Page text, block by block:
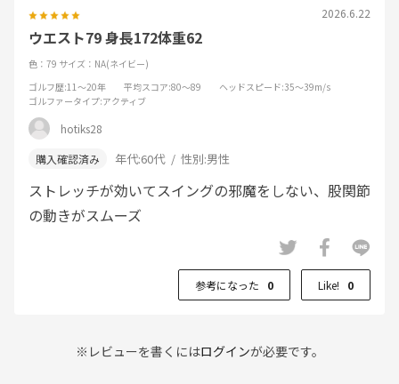
2026.6.22
ウエスト79 身長172体重62
色：79 サイズ：NA(ネイビー)
ゴルフ歴:11～20年 平均スコア:80～89 ヘッドスピード:35～39m/s
ゴルファータイプ:アクティブ
hotiks28
年代:60代 性別:男性
ストレッチが効いてスイングの邪魔をしない、股関節
の動きがスムーズ
参考になった 0 Like! 0
※レビューを書くにはログインが必要です。